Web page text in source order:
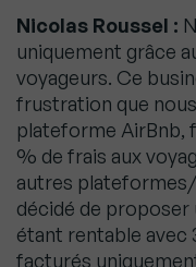
Nicolas Roussel :
uniquement grâce
voyageurs. Ce
frustration que
plateforme AirBnb,
% de frais aux
autres
décidé de proposer
étant rentable avec
facturés